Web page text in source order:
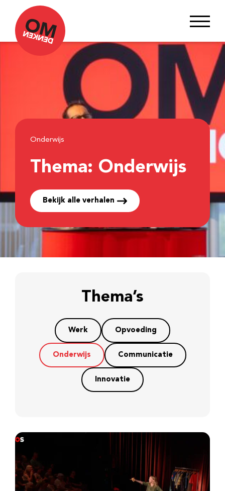
Onderwijs
Thema: Onderwijs
Bekijk alle verhalen
Thema’s
Werk Opvoeding
Onderwijs Communicatie
Innovatie